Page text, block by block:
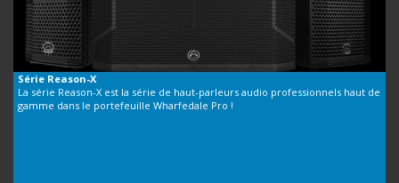
Série Reason-X
La série Reason-X est la série de haut-parleurs audio professionnels haut de
gamme dans le portefeuille Wharfedale Pro !